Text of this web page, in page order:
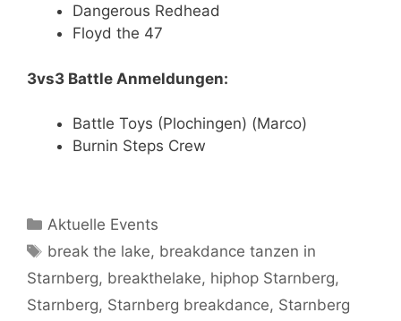
Dangerous Redhead
Floyd the 47
3vs3 Battle Anmeldungen:
Battle Toys (Plochingen) (Marco)
Burnin Steps Crew
Kategorien
Aktuelle Events
Schlagwörter
break the lake, breakdance tanzen in
Starnberg, breakthelake, hiphop Starnberg,
Starnberg, Starnberg breakdance, Starnberg